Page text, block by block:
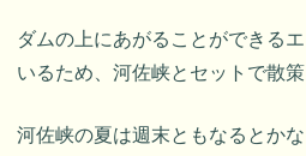
ダムの上にあがることができる
いるため、河佐峡とセットで散
河佐峡の夏は週末ともなるとか